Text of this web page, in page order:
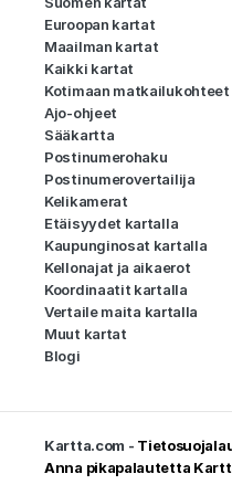
Euroopan kartat
Maailman kartat
Kaikki kartat
Kotimaan
Ajo-ohjeet
Sääkartta
Postinumerohaku
Postinumerovertailija
Kelikamerat
Etäisyydet kartalla
Kaupunginosat kartalla
Kellonajat ja aikaerot
Koordinaatit kartalla
Vertaile maita kartalla
Muut kartat
Blogi
Kartta.com -
Anna pikapalautetta